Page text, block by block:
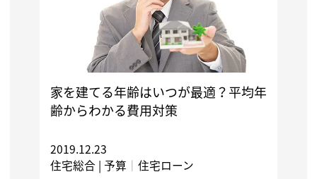
家を建てる年齢はいつが最適？平均年
齢からわかる費用対策
2019.12.23
住宅総合 | 予算 ｜ 住宅ローン